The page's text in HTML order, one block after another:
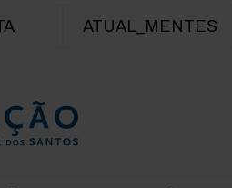
ATUAL_MENTES